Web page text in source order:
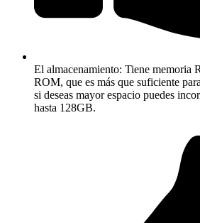
El almacenamiento: Tiene
ROM, que es más que suficiente
si deseas mayor espacio puedes
hasta 128GB.